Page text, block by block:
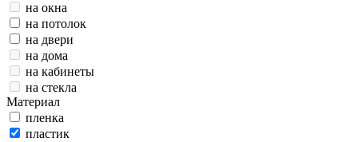
на окна
на потолок
на двери
на дома
на кабинеты
на стекла
Материал
пленка
пластик